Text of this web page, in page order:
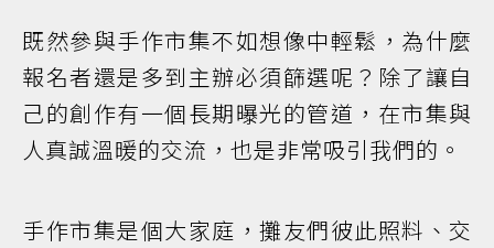
既然參與手作市集不如想像中輕鬆，為什麼
報名者還是多到主辦必須篩選呢？除了讓自
己的創作有一個長期曝光的管道，在市集與
人真誠溫暖的交流，也是非常吸引我們的。
手作市集是個大家庭，攤友們彼此照料、交